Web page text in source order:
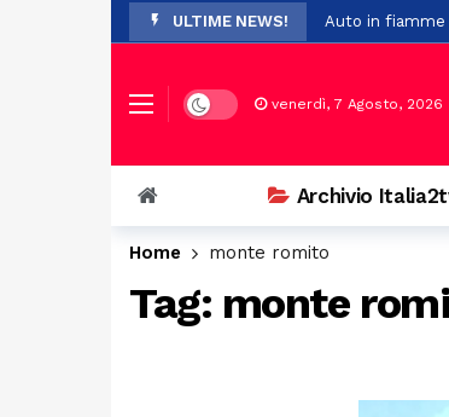
ULTIME NEWS! Auto in fiamme
Il maltempo
Pompei,
Premio Terre
Ostello del
Addio a
Prodotti non
Dark mode venerdì, 7 Agosto, 2026
Archivio
Home monte romito
Tag: monte